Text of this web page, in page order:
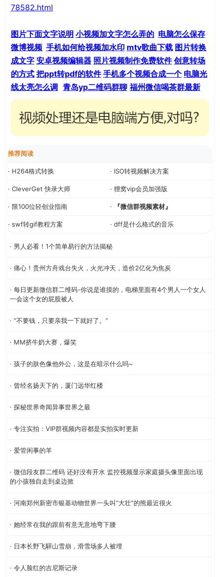
78582.html
图片下面文字说明 小视频加文字怎么弄的 电脑怎么保存
微博视频 手机如何给视频加水印 mtv歌曲下载 图片转换
成文字 安卓视频编辑器 照片视频制作免费软件 创意转场
的方式 把ppt转pdf的软件 手机多个视频合成一个 电脑光
线太亮怎么调 青岛yp二维码群聊 福州微信喝茶群最新
推荐阅读
· H264格式转换 · ISO转视频解决方案
· CleverGet 快录大师 · 狸窝vip会员加强版
· 限100位轻创业指南 · 『微信群视频素材』
· swf转gif教程方案 · dff是什么格式的音乐
· 男人必看！1个简单易行的方法揭秘
· 痛心！贵州方舟戏台失火，火光冲天，造价2亿化为焦炭
· 每日更新微信群二维码-你说是谁摸的，电梯里面有4个男人一个女人
一会这个女的屁股被人
· “不要钱，只要亲我一下就好了。”
· MM挤牛奶大赛，爆笑
· 孩子的肤色像他外公，这是在暗示什么吗~
· 曾经名扬天下的，厦门远华红楼
· 探秘世界奇闻异事世界之最
· 专注实拍：VIP群视频内容都是实拍实时更新
· 爱管闲事的羊
· 微信段友群二维码 还好没有开水 监控视频显示家庭摄头像里面出现
的小孩独自走到桌边掀
· 河南郑州新密市银基动物世界一头叫“大壮”的熊最近很火
· 她经常在我的跟前有意无意地弯下腰
· 日本长野飞驒山雪崩，滑雪场多人被埋
· 令人脸红的吉尼斯记录